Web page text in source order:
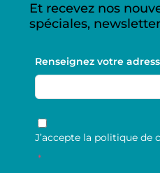
Et recevez nos
spéciales,
Renseignez votre
RGPD
J’accepte la politique de
*